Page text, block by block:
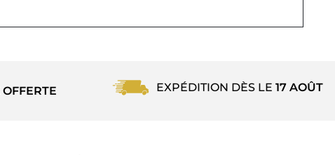
OFFERTE EXPÉDITION DÈS LE 17 AOÛT